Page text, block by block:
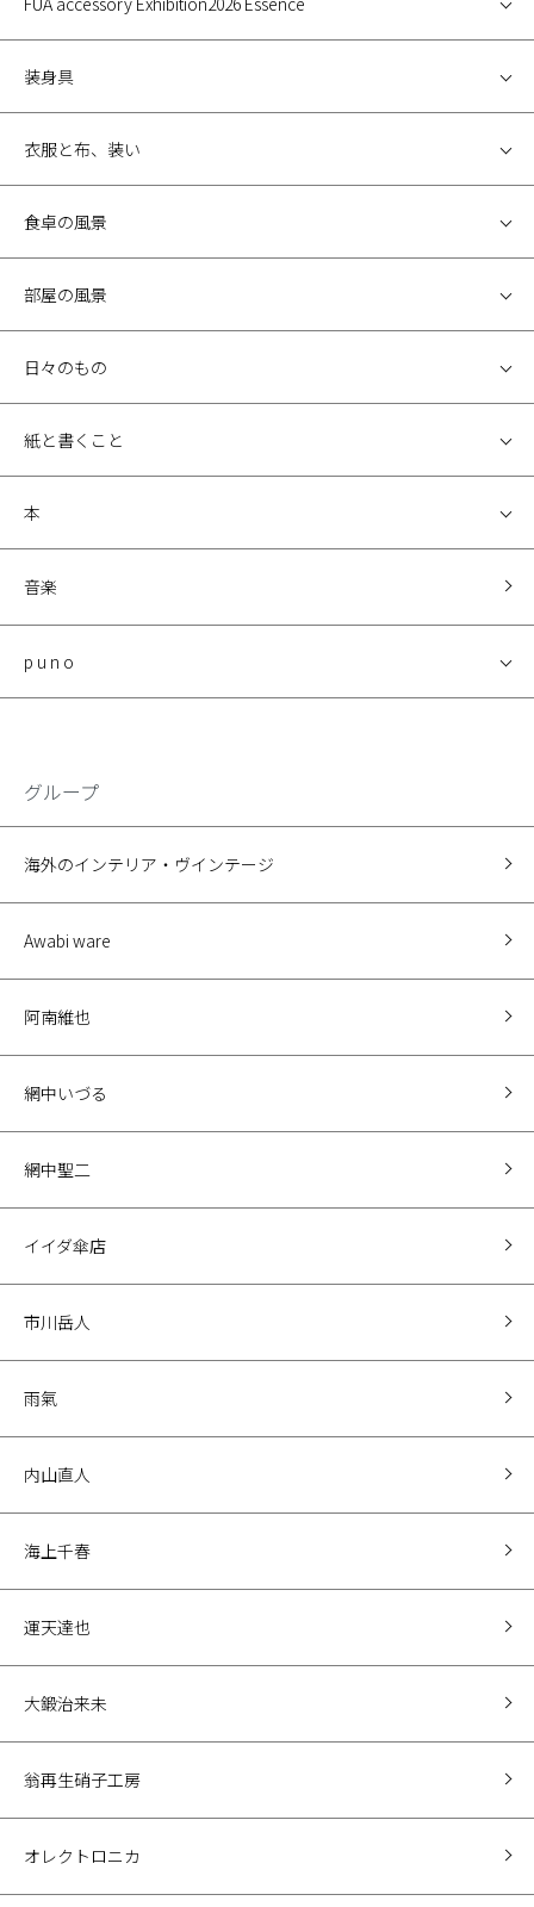
装身具
衣服と布、装い
食卓の風景
部屋の風景
日々のもの
紙と書くこと
本
音楽
p u n o
グループ
海外のインテリア・ヴインテージ
Awabi ware
阿南維也
網中いづる
網中聖二
イイダ傘店
市川岳人
雨氣
内山直人
海上千春
運天達也
大鍛治来未
翁再生硝子工房
オレクトロニカ